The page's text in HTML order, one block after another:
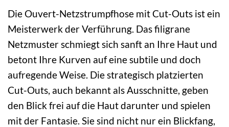
Die Ouvert-Netzstrumpfhose mit Cut-Outs ist ein
Meisterwerk der Verführung. Das filigrane
Netzmuster schmiegt sich sanft an Ihre Haut und
betont Ihre Kurven auf eine subtile und doch
aufregende Weise. Die strategisch platzierten
Cut-Outs, auch bekannt als Ausschnitte, geben
den Blick frei auf die Haut darunter und spielen
mit der Fantasie. Sie sind nicht nur ein Blickfang,